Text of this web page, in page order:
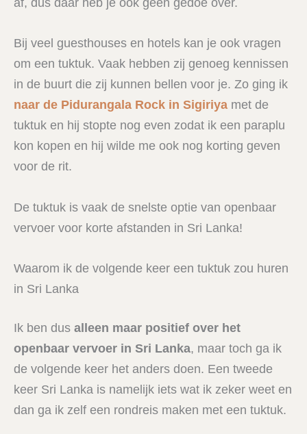
Bij veel guesthouses en hotels kan je ook vragen
om een tuktuk. Vaak hebben zij genoeg kennissen
in de buurt die zij kunnen bellen voor je. Zo ging ik
naar de Pidurangala Rock in Sigiriya met de
tuktuk en hij stopte nog even zodat ik een paraplu
kon kopen en hij wilde me ook nog korting geven
voor de rit.
De tuktuk is vaak de snelste optie van openbaar
vervoer voor korte afstanden in Sri Lanka!
Waarom ik de volgende keer een tuktuk zou huren
in Sri Lanka
Ik ben dus alleen maar positief over het
openbaar vervoer in Sri Lanka, maar toch ga ik
de volgende keer het anders doen. Een tweede
keer Sri Lanka is namelijk iets wat ik zeker weet en
dan ga ik zelf een rondreis maken met een tuktuk.